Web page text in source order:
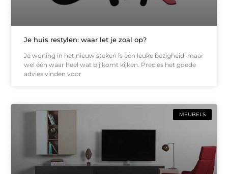
Je huis restylen: waar let je zoal op?
Je woning in het nieuw steken is een leuke bezigheid, maar
wel één waar heel wat bij komt kijken. Precies het goede
advies vinden voor
MEUBELS